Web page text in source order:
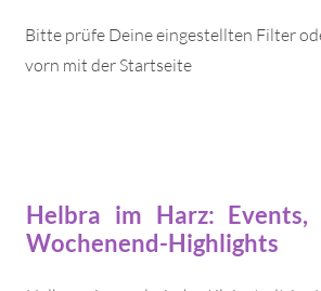
Bitte prüfe Deine eingestellten Filter
vorn mit der Startseite
Helbra im Harz: Events,
Wochenend-Highlights